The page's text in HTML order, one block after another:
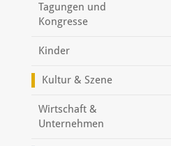
Tagungen und
Kongresse
Kinder
Kultur & Szene
Wirtschaft &
Unternehmen